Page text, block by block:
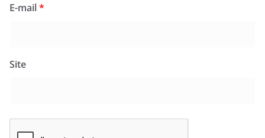
E-mail*
Site